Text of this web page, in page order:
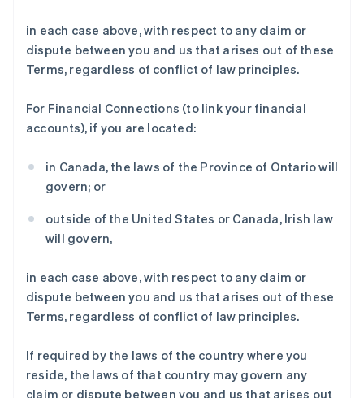
in each case above, with respect to any claim or
dispute between you and us that arises out of these
Terms, regardless of conflict of law principles.
For Financial Connections (to link your financial
accounts), if you are located:
in Canada, the laws of the Province of Ontario will
govern; or
outside of the United States or Canada, Irish law
will govern,
in each case above, with respect to any claim or
dispute between you and us that arises out of these
Terms, regardless of conflict of law principles.
If required by the laws of the country where you
reside, the laws of that country may govern any
claim or dispute between you and us that arises out
FrançaisEnglish
芬兰
EnglishSvenska
Nederlands English
加拿大
English
克罗地亚
拉脱维亚
English
列支敦士登
Deutsch English
卢森堡
罗马尼亚
马尔他